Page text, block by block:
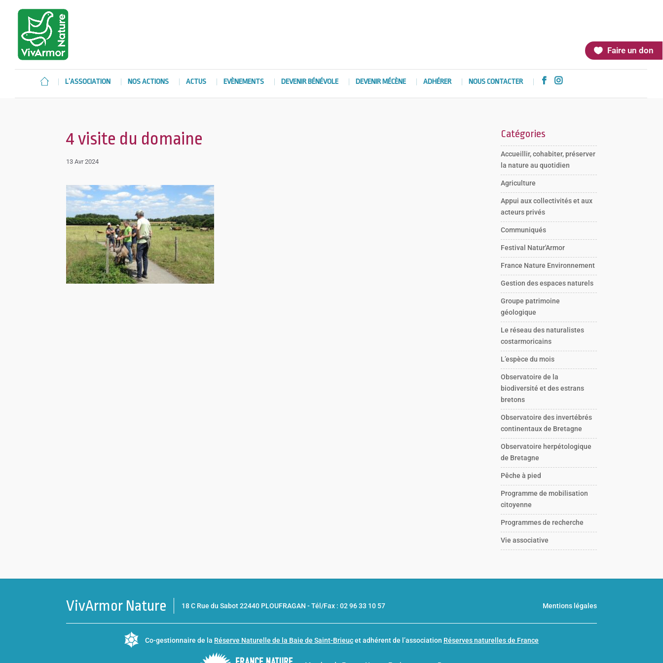
Faire un don
L’ASSOCIATION NOS ACTIONS ACTUS EVÈNEMENTS DEVENIR BÉNÉVOLE DEVENIR MÉCÈNE ADHÉRER NOUS CONTACTER  
4 visite du domaine
13 Avr 2024
Catégories
Accueillir, cohabiter, préserver
la nature au quotidien
Agriculture
Appui aux collectivités et aux
acteurs privés
Communiqués
Festival Natur'Armor
France Nature Environnement
Gestion des espaces naturels
Groupe patrimoine
géologique
Le réseau des naturalistes
costarmoricains
L’espèce du mois
Observatoire de la
biodiversité et des estrans
bretons
Observatoire des invertébrés
continentaux de Bretagne
Observatoire herpétologique
de Bretagne
Pêche à pied
Programme de mobilisation
citoyenne
Programmes de recherche
Vie associative
VivArmor Nature 18 C Rue du Sabot 22440 PLOUFRAGAN -Tél/Fax : 02 96 33 10 57 Mentions légales
Co-gestionnaire de la Réserve Naturelle de la Baie de Saint-Brieucet adhérent de l’association Réserves naturelles de France